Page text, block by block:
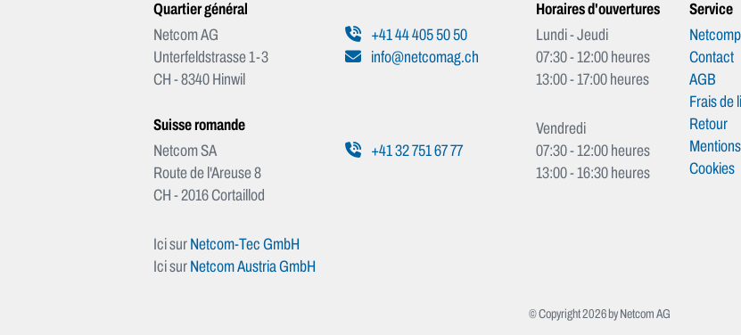
Quartier général
Netcom AG
Unterfeldstrasse 1-3
CH - 8340 Hinwil
+41 44 405 50 50
info@netcomag.ch
Suisse romande
Netcom SA
Route de l'Areuse 8
CH - 2016 Cortaillod
+41 32 751 67 77
Ici sur Netcom-Tec GmbH
Ici sur Netcom Austria GmbH
Horaires d'ouvertures
Lundi - Jeudi
07:30 - 12:00 heures
13:00 - 17:00 heures
Vendredi
07:30 - 12:00 heures
13:00 - 16:30 heures
Service
Contact
AGB
Frais de
Retour
Cookies
© Copyright 2026 by Netcom AG